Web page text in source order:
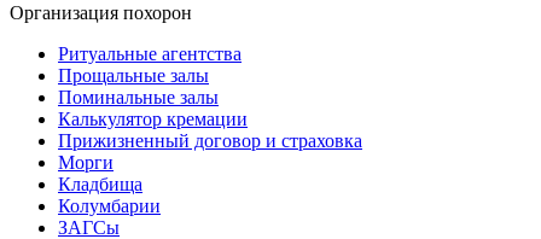
Организация похорон
Ритуальные агентства
Прощальные залы
Поминальные залы
Калькулятор кремации
Прижизненный договор и страховка
Морги
Кладбища
Колумбарии
ЗАГСы